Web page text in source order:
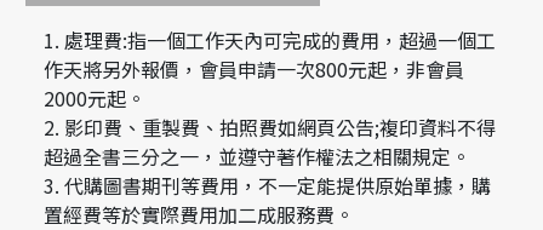
1. 處理費:指一個工作天內可完成的費用，超過一個工
作天將另外報價，會員申請一次800元起，非會員
2000元起。
2. 影印費、重製費、拍照費如網頁公告;複印資料不得
超過全書三分之一，並遵守著作權法之相關規定。
3. 代購圖書期刊等費用，不一定能提供原始單據，購
置經費等於實際費用加二成服務費。